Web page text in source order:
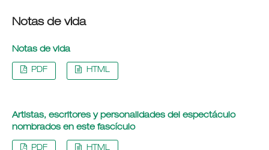
Notas de vida
Notas de vida
PDF HTML
Artistas, escritores y personalidades del espectáculo
nombrados en este fascículo
PDF HTML